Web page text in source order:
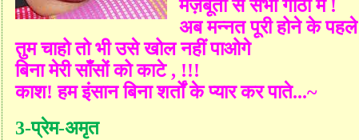
मज़बूती से सभी गाँठों में !
अब मन्नत पूरी होने के पहले
तुम चाहो तो भी उसे खोल नहीं पाओगे
बिना मेरी साँसों को काटे , !!!
काश! हम इंसान बिना शर्तों के प्यार कर पाते...~
3-प्रेम-अमृत